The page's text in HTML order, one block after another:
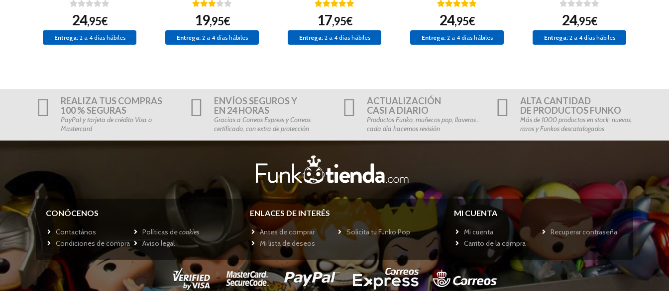
24,95€
Entrega:2 a 4 días hábiles
19,95€
Entrega:2 a 4 días hábiles
17,95€
Entrega:2 a 4 días hábiles
24,95€
Entrega:2 a 4 días hábiles
24,95€
Entrega:2 a 4 días hábiles
REALIZA TUS COMPRAS
100 % SEGURAS
PayPal y tarjeta de crédito Visa o
Mastercard
ENVÍOS SEGUROS Y
EN 24 HORAS
Gracias a Correos Express y Correos
certificado, con extra de protección
ACTUALIZACIÓN
CASI A DIARIO
Productos Funko, muñecos pop, llaveros…
cada día hacemos revisión
ALTA CANTIDAD
DE PRODUCTOS FUNKO
Más de 1000 productos en stock: nuevos,
raros y Funkos descatalogados
CONÓCENOS
Contactános Políticas decookies
Condiciones de compra
Aviso legal
ENLACES DE INTERÉS
Antes de comprar
Solicita tu Funko Pop
Mi lista de deseos
MI CUENTA
Mi cuenta
Recuperar contraseña
Carrito de la compra